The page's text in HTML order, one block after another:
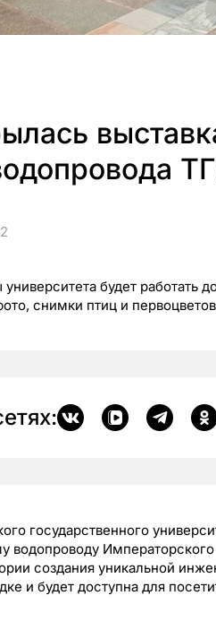
будет работать
снимки птиц и первоцветов
государственного
водопроводу
создания уникальной
и будет доступна для